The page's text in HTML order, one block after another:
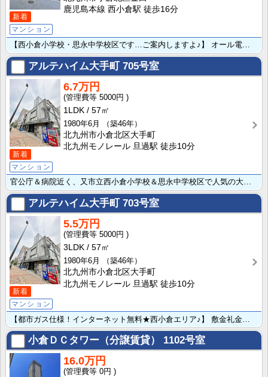
新着
マンション
鹿児島本線 西小倉駅 徒歩16分
【西小倉小学校・思永中学校区です…ご案内しますよ♪】 オール電化で月々の光熱費が抑えられますね♪ ･･･
アルテハイム大手町705号室
新着
マンション
6.7万円
5000円
1LDK
57㎡
1980年6月
（築46年）
北九州市小倉北区大手町
北九州モノレール 旦過駅 徒歩10分
官公庁＆病院近く、又市立西小倉小学校＆思永中学校区で人気の大手町エリア☆勝山公園が近くにあり緑も多い･･･
アルテハイム大手町 703号室
新着
マンション
5.5万円
5000円
3LDK
57㎡
1980年6月
（築46年）
北九州市小倉北区大手町
北九州モノレール 旦過駅 徒歩10分
小倉ＤＣタワー（分譲賃貸） 1102号室
16.0万円
0円